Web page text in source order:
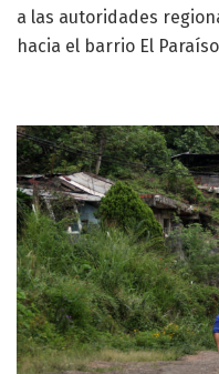
a las autoridades
hacia el barrio El